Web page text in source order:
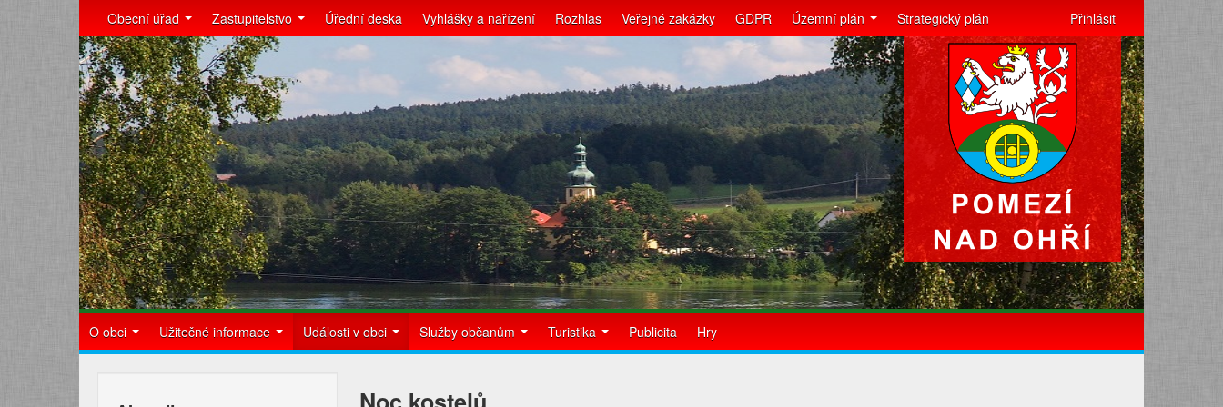
Obecní úřad Zastupitelstvo Úřední deska Vyhlášky a nařízení Rozhlas Veřejné zakázky GDPR Územní plán Strategický plán Přihlásit
O obci Užitečné informace Události v obci Služby občanům Turistika Publicita Hry